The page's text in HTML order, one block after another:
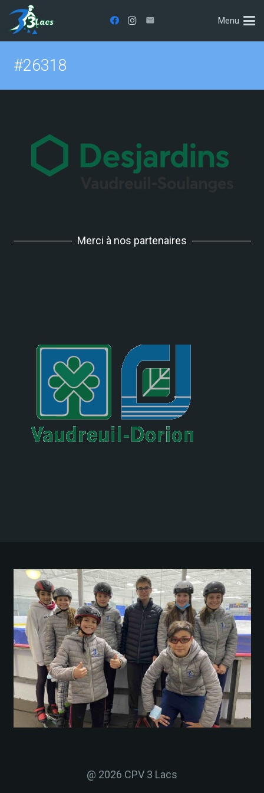
Menu
#26318
Merci à nos partenaires
@ 2026 CPV 3 Lacs